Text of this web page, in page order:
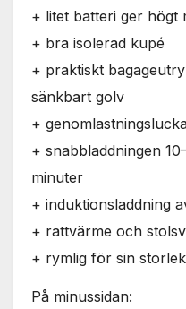
+ litet batteri ger högt
+ bra isolerad kupé
+ praktiskt
sänkbart golv
+
+ snabbladdningen
minuter
+ induktionsladdning
+ rattvärme och
+ rymlig för sin storlek
På minussidan: